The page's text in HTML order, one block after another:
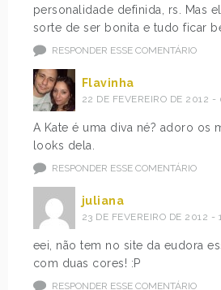
personalidade definida, rs. Mas
sorte de ser bonita e tudo ficar
RESPONDER ESSE COMENTÁRIO
Flavinha
22 DE FEVEREIRO DE 2012 -
A Kate é uma diva né? adoro os
looks dela.
RESPONDER ESSE COMENTÁRIO
juliana
23 DE FEVEREIRO DE 2012 -
eei, não tem no site da eudora
com duas cores! :P
RESPONDER ESSE COMENTÁRIO